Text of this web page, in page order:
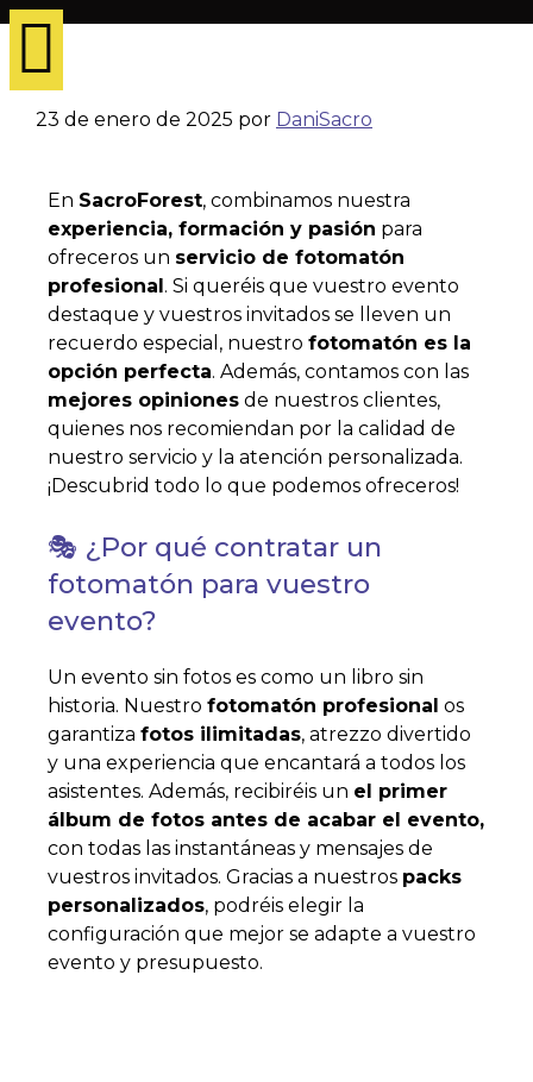
23 de enero de 2025 por DaniSacro
En SacroForest, combinamos nuestra
experiencia, formación y pasión para
ofreceros un servicio de fotomatón
profesional. Si queréis que vuestro evento
destaque y vuestros invitados se lleven un
recuerdo especial, nuestro fotomatón es la
opción perfecta. Además, contamos con las
mejores opiniones de nuestros clientes,
quienes nos recomiendan por la calidad de
nuestro servicio y la atención personalizada.
¡Descubrid todo lo que podemos ofreceros!
🎭 ¿Por qué contratar un
fotomatón para vuestro
evento?
Un evento sin fotos es como un libro sin
historia. Nuestro fotomatón profesional os
garantiza fotos ilimitadas, atrezzo divertido
y una experiencia que encantará a todos los
asistentes. Además, recibiréis un el primer
álbum de fotos antes de acabar el evento,
con todas las instantáneas y mensajes de
vuestros invitados. Gracias a nuestros packs
personalizados, podréis elegir la
configuración que mejor se adapte a vuestro
evento y presupuesto.